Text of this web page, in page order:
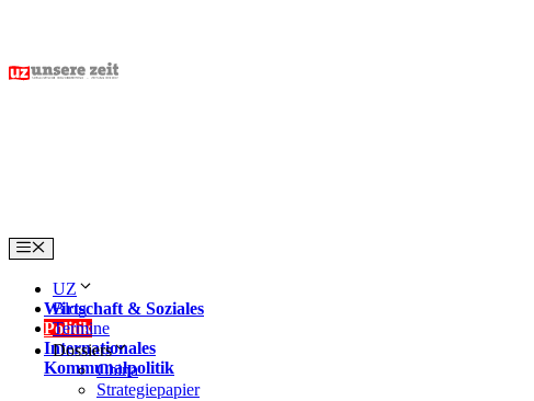
content
Menu
UZ
Wirtschaft & Soziales
Politik
Internationales
Kommunalpolitik
Blog
Termine
Dossiers
China
Strategiepapier